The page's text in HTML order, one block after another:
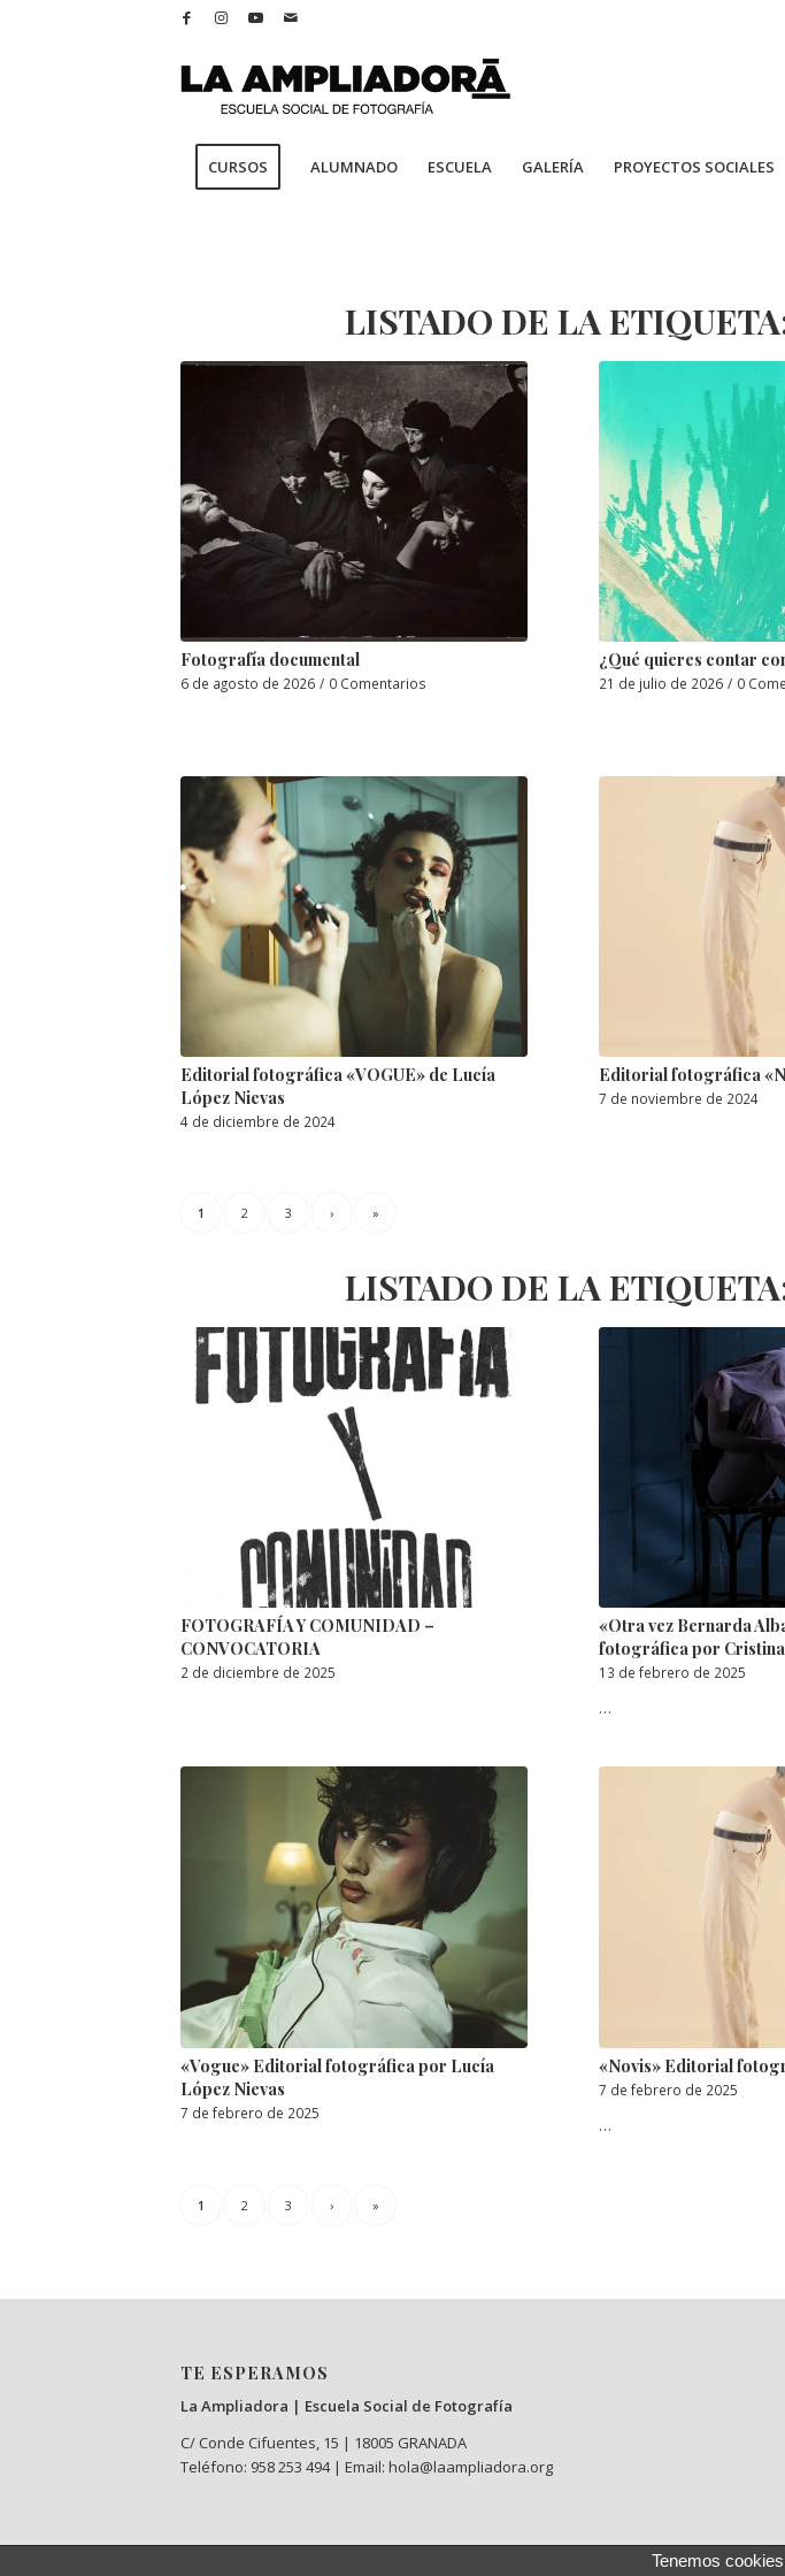
CURSOS ALUMNADO ESCUELA GALERÍA PROYECTOS SOCIALES
LISTADO DE LA
Fotografía documental
6 de agosto de 2026 / 0 Comentarios
¿Qué quieres contar
21 de julio de 2026 / 0
Editorial fotográfica «VOGUE» de Lucía
López Nievas
4 de diciembre de 2024
Editorial fotográfica
7 de noviembre de 2024
1 2 3 › »
LISTADO DE LA
FOTOGRAFÍA Y COMUNIDAD –
CONVOCATORIA
2 de diciembre de 2025
«Otra vez Bernarda
fotográfica por
13 de febrero de 2025
…
«Vogue» Editorial fotográfica por Lucía
López Nievas
7 de febrero de 2025
«Novis» Editorial
7 de febrero de 2025
…
1 2 3 › »
TE ESPERAMOS
La Ampliadora | Escuela Social de Fotografía
C/ Conde Cifuentes, 15 | 18005 GRANADA
Teléfono: 958 253 494 | Email: hola@laampliadora.org
Tenemos